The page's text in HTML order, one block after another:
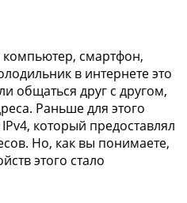
компьютер, смартфон,
в интернете это
общаться друг с другом,
Раньше для этого
который предоставлял
Но, как вы понимаете,
этого стало